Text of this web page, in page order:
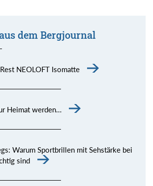
dem Bergjournal
NEOLOFT Isomatte
Heimat werden…
Warum Sportbrillen mit Sehstärke bei
sind